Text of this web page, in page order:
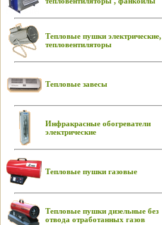
Тепловые пушки электрические,
тепловентиляторы
Тепловые завесы
Инфракрасные обогреватели
электрические
Тепловые пушки газовые
Тепловые пушки дизельные без
отвода отработанных газов